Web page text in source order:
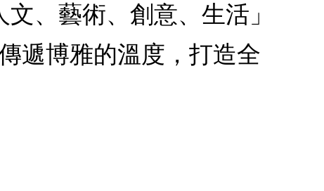
、藝術、創意、生活」
遞博雅的溫度，打造全